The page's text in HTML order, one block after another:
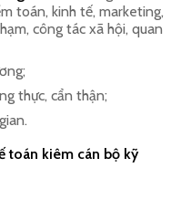
toán, kinh tế, marketing,
công tác xã hội, quan
thực, cẩn thận;
toán kiêm cán bộ kỹ